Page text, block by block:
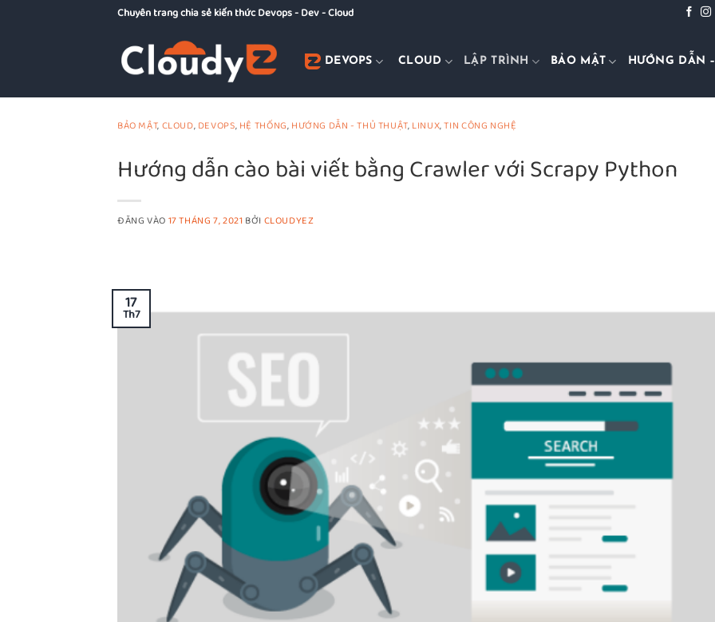
Chuyên trang chia sẻ kiến thức Devops - Dev - Cloud
DEVOPS CLOUD LẬP TRÌNH BẢO MẬT HƯỚNG DẪN
BẢO MẬT, CLOUD, DEVOPS, HỆ THỐNG, HƯỚNG DẪN - THỦ THUẬT, LINUX,TIN CÔNG NGHỆ
Hướng dẫn cào bài viết bằng Crawler với Scrapy Python
ĐĂNG VÀO 17 THÁNG 7, 2021 BỞI CLOUDYEZ
17
Th7